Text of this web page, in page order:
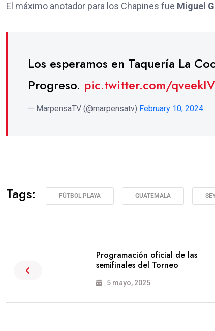
El máximo anotador para los Chapines fue Miguel
Los esperamos en Taquería La
Progreso. pic.twitter.com/
— MarpensaTV (@marpensatv) February 10, 2024
Tags: FÚTBOL PLAYA GUATEMALA
Programación oficial de las
semifinales del Torneo
5 mayo, 2025